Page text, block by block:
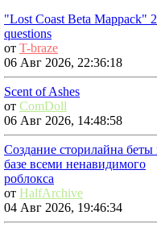
"Lost Coast Beta Mappack" 2
questions
от T-braze
06 Авг 2026, 22:36:18
Scent of Ashes
от ComDoll
06 Авг 2026, 14:48:58
Создание сторилайна беты
базе всеми ненавидимого
роблокса
от HalfArchive
04 Авг 2026, 19:46:34